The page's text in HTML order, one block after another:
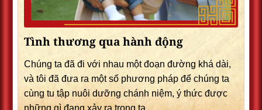
Tình thương qua hành động
Chúng ta đã đi với nhau một đoạn đường khá dài,
và tôi đã đưa ra một số phương pháp để chúng ta
cùng tu tập nuôi dưỡng chánh niệm, ý thức được